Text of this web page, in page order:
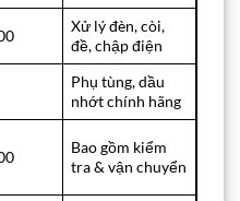
Xử lý đèn, còi,
đề, chập điện
Phụ tùng, dầu
nhớt chính hãng
Bao gồm kiểm
tra & vận chuyển